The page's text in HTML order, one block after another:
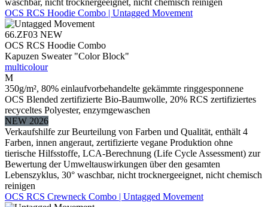
waschbar, nicht trocknergeeignet, nicht chemisch reinigen
OCS RCS Hoodie Combo | Untagged Movement
66.ZF03 NEW
OCS RCS Hoodie Combo
Kapuzen Sweater "Color Block"
multicolour
M
350g/m², 80% einlaufvorbehandelte gekämmte ringgesponnene
OCS Blended zertifizierte Bio-Baumwolle, 20% RCS zertifiziertes
recyceltes Polyester, enzymgewaschen
NEW 2026
Verkaufshilfe zur Beurteilung von Farben und Qualität, enthält 4
Farben, innen angeraut, zertifizierte vegane Produktion ohne
tierische Hilfsstoffe, LCA-Berechnung (Life Cycle Assessment) zur
Bewertung der Umweltauswirkungen über den gesamten
Lebenszyklus, 30° waschbar, nicht trocknergeeignet, nicht chemisch
reinigen
OCS RCS Crewneck Combo | Untagged Movement